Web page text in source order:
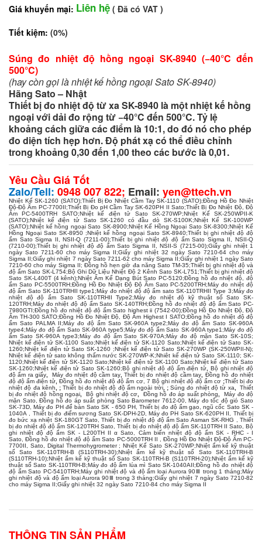
Giá khuyến mại: Liên hệ ( Đã có VAT )
Tiết kiệm: (0%)
Súng đo nhiệt độ hồng ngoại SK-8940 (−40°C đến
500°C)
(hay còn gọi là nhiệt kế hồng ngoại Sato SK-8940)
Hãng Sato – Nhật
Thiết bị đo nhiệt độ từ xa SK-8940 là một nhiệt kế hồng
ngoại với dải đo rộng từ −40°C đến 500°C. Tỷ lệ
khoảng cách giữa các điểm là 10:1, do đó nó cho phép
đo diện tích hẹp hơn. Độ phát xạ có thể điều chỉnh
trong khoảng 0,30 đến 1,00 theo các bước là 0,01.
Yêu Cầu Giá Tốt
Zalo/Tell: 0948 007 822; Email: yen@ttech.vn
Nhiệt Kế SK-1260 (SATO);Thiết Bị Đo Nhiệt Cầm Tay SK-1110 (SATO);Đồng Hồ Đo Nhiệt
Độ-Độ Ẩm PC-7700II;Thiết Bị Đo pH Cầm Tay SK-620PH II Sato;Thiết Bị Đo Nhiệt Độ, Độ
Ẩm PC-5400TRH SATO;Nhiệt kế điện tử Sato SK-270WP;Nhiệt Kế SK-250WPII-K
(SATO);Nhiệt kế điện tử Sato SK-1260 có đầu dò SK-S100K;Nhiệt Kế SK-100WP
(SATO);Nhiệt kế hồng ngoại Sato SK-8900;Nhiệt Kế Hồng Ngoại Sato SK-8300;Nhiệt Kế
Hồng Ngoại Sato SK-8950 ;Nhiệt kế hồng ngoại Sato SK-8940;Thiết bị ghi nhiệt độ độ
ẩm Sato Sigma II, NSII-Q (7211-00);Thiết bị ghi nhiệt độ độ ẩm Sato Sigma II, NSII-Q
(7210-00);Thiết bị ghi nhiệt độ độ ẩm Sato Sigma II, NSII-S (7215-00);Giấy ghi nhiệt 1
ngày Sato 7211-60 cho máy Sigma II;Giấy ghi nhiệt 32 ngày Sato 7210-64 cho máy
Sigma II;Giấy ghi nhiệt 7 ngày Sato 7211-62 cho máy Sigma II;Giấy ghi nhiệt 1 ngày Sato
7210-60 cho máy Sigma II; Đồng hồ hẹn giờ đa năng Sato TM-35;Thiết bị ghi nhiệt độ và
độ ẩm Sato SK-L754;Bộ Ghi Dữ Liệu Nhiệt Độ 2 Kênh Sato SK-L751 ;Thiết bị ghi nhiệt độ
Sato SK-L400T (4 kênh);Nhiệt Ẩm Kế Dạng Bút Sato PC-5120;Đồng hồ đo nhiệt độ, độ
ẩm Sato PC-5500TRH;Đồng Hồ Đo Nhiệt Độ Độ Ẩm Sato PC-5200TRH;Máy đo nhiệt độ
độ ẩm Sato SK-110TRHII type1 ;Máy đo nhiệt độ độ ẩm sato SK-110TRHII Type 3;Máy đo
nhiệt độ độ ẩm Sato SK-110TRHII Type2;Máy đo nhiệt độ kỹ thuật số Sato SK-
120TRH;Máy đo nhiệt độ độ ẩm Sato SK-140TRH;Đồng hồ đo nhiệt độ độ ẩm Sato PC-
7980GTI;Đồng hồ đo nhiệt độ độ ẩm Sato highest ii (7542-00);Đồng Hồ Đo Nhiệt Độ, Độ
Ẩm TH-300 SATO;Đồng Hồ Đo Nhiệt Độ, Độ Ẩm Highest I SATO;Đồng hồ đo nhiệt độ độ
ẩm Sato PALMA II;Máy đo độ ẩm Sato SK-960A type2;Máy đo độ ẩm Sato SK-960A
type4;Máy đo độ ẩm Sato SK-960A type5;Máy đo độ ẩm Sato SK-960A type1 ;Máy đo độ
ẩm Sato SK-960A type3;Máy đo độ ẩm Sato SK-970A;Máy đo độ mặn Sato SK-10S;
Nhiệt kế điện tử SK-1100 Sato;Nhiệt kế điện tử SK-1120 Sato;Nhiệt kế điện tử Sato SK-
1260;Nhiệt kế điện tử Sato SK-1260 ;Nhiệt kế điện tử Sato SK-270WP (SK-250WPII-N);
Nhiệt kế điện tử sato không thấm nước SK-270WP-K;Nhiêt kế điện tử Sato SK-1110; SK-
1120;Nhiệt kế điện tử SK-1120 Sato;Nhiệt kế điện tử SK-1100 Sato;Nhiệt kế điện tử Sato
SK-1260;Nhiệt kế điện tử Sato SK-1260;Bộ ghi nhiệt độ độ ẩm điện tử
Bộ ghi nhiệt độ
độ ẩm ra giấy
Máy đo nhiệt độ cầm tay,Thiết bị đo nhiệt độ cầm tay
Đồng hồ đo nhiệt
độ độ ẩm điện tử ,Đồng hồ đo nhiệt độ độ ẩm cơ, 7 Bộ ghi nhiệt độ độ ẩm cơ;Thiết bị đo
nhiệt độ đa kênh , ; Thiết bị đo nhiệt độ độ ẩm ngoài trời, ; Súng đo nhiệt độ từ xa
Thiết
bị đo nhiệt độ hồng ngoại
Bộ ghi nhiệt độ cơ Đồng hồ đo áp suất phòng
Máy đo độ
mặn Sato,Đồng hồ đo áp suất phòng Sato Barometer 7612-00,Máy đo tốc độ gió Sato
SK-73D ,Máy đo PH để bàn Sato SK - 650 PH,Thiết bị đo độ ẩm gạo, ngũ cốc Sato SK -
1040A
Thiết bị đo điểm sương Sato SK-DPH-2D, Máy đo PH Sato SK-620PH II
Thiết bị
đo bức xạ nhiệt SK-180GT Sato ,Thiết bị đo nhiệt độ độ ẩm Sato Asman SK-RHG ,Thiết
bị đo nhiệt độ độ ẩm SK-120TRH Sato ,Thiết bị đo nhiệt độ độ ẩm SK-110TRH II Sato,Bộ
ghi nhiệt độ độ ẩm SK - L200TH II α Sato
Cảm biến nhiệt độ độ ẩm SK - RHC - I
Sato ,Đồng hồ đo nhiệt độ độ ẩm Sato PC-5000TRH II
Đồng Hồ Đo Nhiệt Độ-Độ Ẩm PC-
7700II, Sato, Digital Thermohygrometer ;Nhiệt Kế Sato SK-270WP;Nhiệt ẩm kế kỹ thuật
số Sato SK-110TRH-B (S110TRH-30);Nhiệt ẩm kế kỹ thuật số Sato SK-110TRH-B
(S110TRH-10);Nhiệt ẩm kế kỹ thuật số Sato SK-110TRH-B (S110TRH-20);Nhiệt ẩm kế kỹ
thuật số Sato SK-110TRH-B;Máy đo độ ẩm lúa mì Sato SK-1040AII;Đồng hồ đo nhiệt độ
độ ẩm Sato PC-5410TRH;Máy ghi nhiệt độ và độ ẩm loại Aurora 90Ⅲ trong 1 tháng;Máy
ghi nhiệt độ và độ ẩm loại Aurora 90Ⅲ trong 3 tháng;Giấy ghi nhiệt 7 ngày Sato 7210-82
cho máy Sigma II;Giấy ghi nhiệt 32 ngày Sato 7210-84 cho máy Sigma II
THÔNG TIN SẢN PHẨM